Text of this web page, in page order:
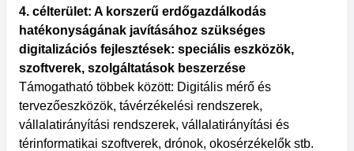
4. célterület: A korszerű erdőgazdálkodás
hatékonyságának javításához szükséges
digitalizációs fejlesztések: speciális eszközök,
szoftverek, szolgáltatások beszerzése
Támogatható többek között: Digitális mérő és
tervezőeszközök, távérzékelési rendszerek,
vállalatirányítási rendszerek, vállalatirányítási és
térinformatikai szoftverek, drónok, okosérzékelők stb.